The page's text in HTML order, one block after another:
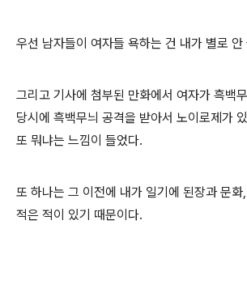
우선 남자들이 여자들 욕하는 건 내가 별로 안
그리고 기사에 첨부된 만화에서 여자가 흑백
당시에 흑백무늬 공격을 받아서 노이로제가
또 뭐냐는 느낌이 들었다.
또 하나는 그 이전에 내가 일기에 된장과 문
적은 적이 있기 때문이다.